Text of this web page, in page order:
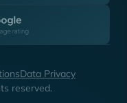
reserved.
Data Privacy